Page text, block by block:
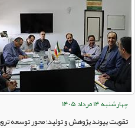
چهارشنبه 14 مرداد 1405
تقویت پیوند پژوهش و تولید؛ محور توسعه